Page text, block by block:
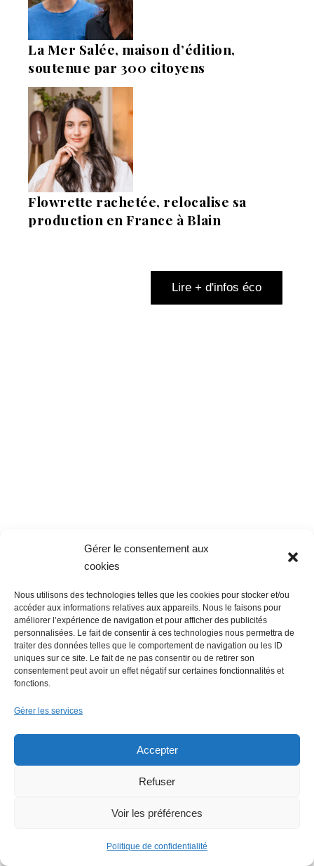
Gérer le consentement aux
cookies
Nous utilisons des technologies telles que les cookies pour stocker et/ou
accéder aux informations relatives aux appareils. Nous le faisons pour
améliorer l’expérience de navigation et pour afficher des publicités
personnalisées. Le fait de consentir à ces technologies nous permettra de
traiter des données telles que le comportement de navigation ou les ID
uniques sur ce site. Le fait de ne pas consentir ou de retirer son
consentement peut avoir un effet négatif sur certaines fonctionnalités et
fonctions.
Gérer les services
Accepter
Refuser
Voir les préférences
Politique de confidentialité
La Mer Salée, maison d’édition,
soutenue par 300 citoyens
Flowrette rachetée, relocalise sa
production en France à Blain
Lire + d'infos éco
Faire un don (déductible des
impôts) à Hello Gazette
Nantes
Faire un don